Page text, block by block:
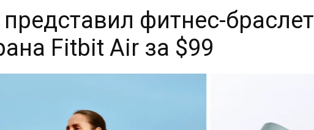
фитнес-браслет
Fitbit Air за $99